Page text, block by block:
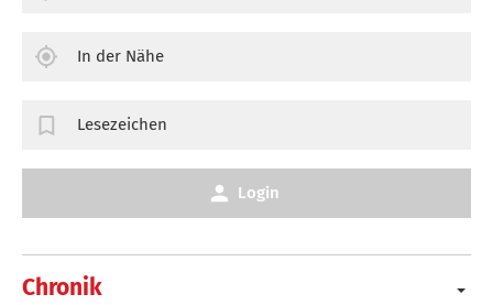
Chronik
In der Nähe
Lesezeichen
Login